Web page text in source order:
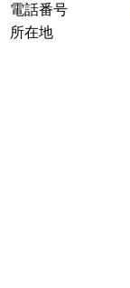
電話番号
所在地